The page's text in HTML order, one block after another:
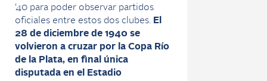
’40 para poder observar partidos
oficiales entre estos dos clubes. El
28 de diciembre de 1940 se
volvieron a cruzar por la Copa Río
de la Plata, en final única
disputada en el Estadio